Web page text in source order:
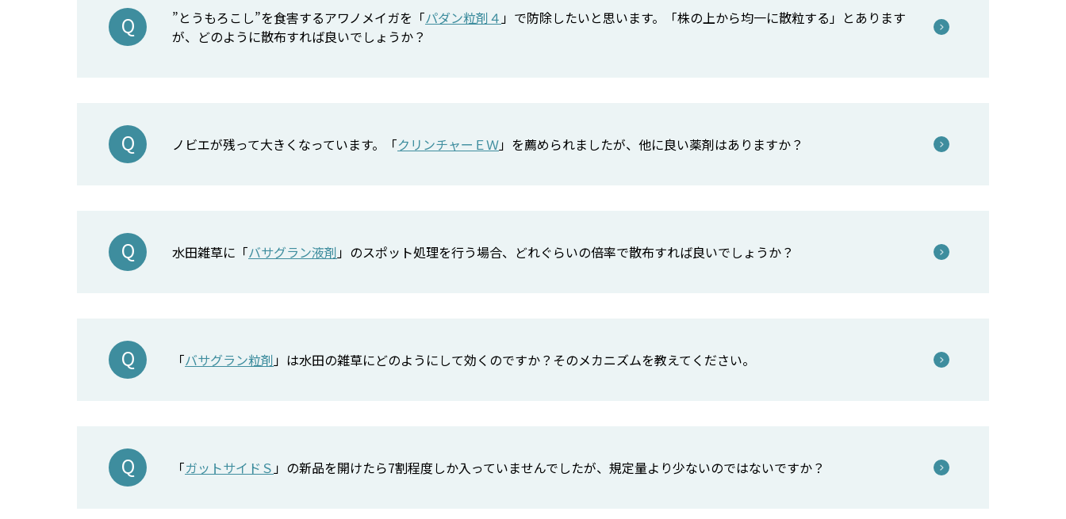
”とうもろこし”を食害するアワノメイガを「パダン粒剤４」で防除したいと思います。「株の上から均一に散粒する」とあります
が、どのように散布すれば良いでしょうか？
ノビエが残って大きくなっています。「クリンチャーＥＷ」を薦められましたが、他に良い薬剤はありますか？
水田雑草に「バサグラン液剤」のスポット処理を行う場合、どれぐらいの倍率で散布すれば良いでしょうか？
「バサグラン粒剤」は水田の雑草にどのようにして効くのですか？そのメカニズムを教えてください。
「ガットサイドＳ」の新品を開けたら7割程度しか入っていませんでしたが、規定量より少ないのではないですか？